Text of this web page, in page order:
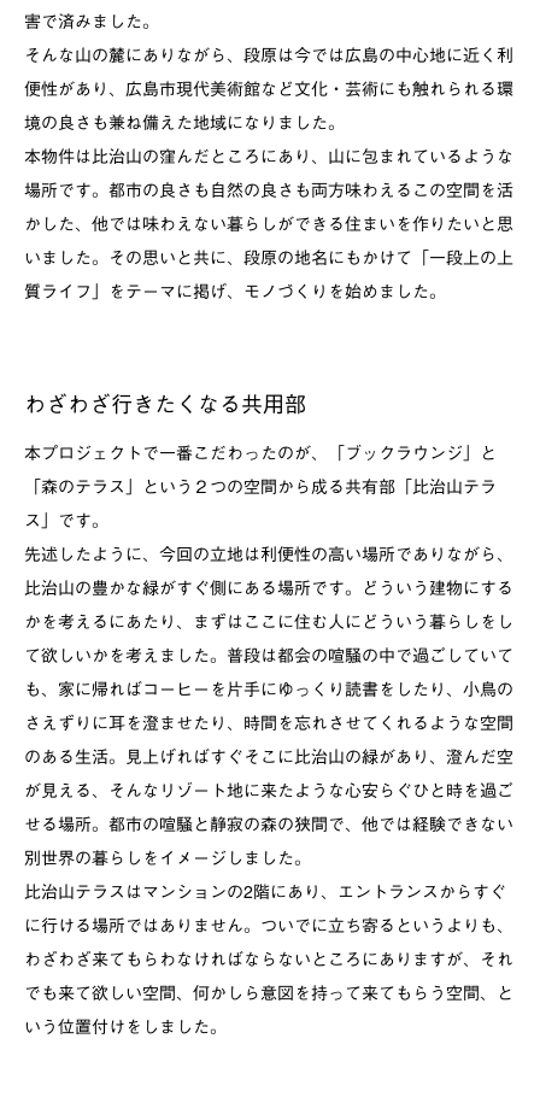
害で済みました。
そんな山の麓にありながら、段原は今では広島の中心地に近く利
便性があり、広島市現代美術館など文化・芸術にも触れられる環
境の良さも兼ね備えた地域になりました。
本物件は比治山の窪んだところにあり、山に包まれているような
場所です。都市の良さも自然の良さも両方味わえるこの空間を活
かした、他では味わえない暮らしができる住まいを作りたいと思
いました。その思いと共に、段原の地名にもかけて「一段上の上
質ライフ」をテーマに掲げ、モノづくりを始めました。
わざわざ行きたくなる共用部
本プロジェクトで一番こだわったのが、「ブックラウンジ」と
「森のテラス」という２つの空間から成る共有部「比治山テラ
ス」です。
先述したように、今回の立地は利便性の高い場所でありながら、
比治山の豊かな緑がすぐ側にある場所です。どういう建物にする
かを考えるにあたり、まずはここに住む人にどういう暮らしをし
て欲しいかを考えました。普段は都会の喧騒の中で過ごしていて
も、家に帰ればコーヒーを片手にゆっくり読書をしたり、小鳥の
さえずりに耳を澄ませたり、時間を忘れさせてくれるような空間
のある生活。見上げればすぐそこに比治山の緑があり、澄んだ空
が見える、そんなリゾート地に来たような心安らぐひと時を過ご
せる場所。都市の喧騒と静寂の森の狭間で、他では経験できない
別世界の暮らしをイメージしました。
比治山テラスはマンションの2階にあり、エントランスからすぐ
に行ける場所ではありません。ついでに立ち寄るというよりも、
わざわざ来てもらわなければならないところにありますが、それ
でも来て欲しい空間、何かしら意図を持って来てもらう空間、と
いう位置付けをしました。